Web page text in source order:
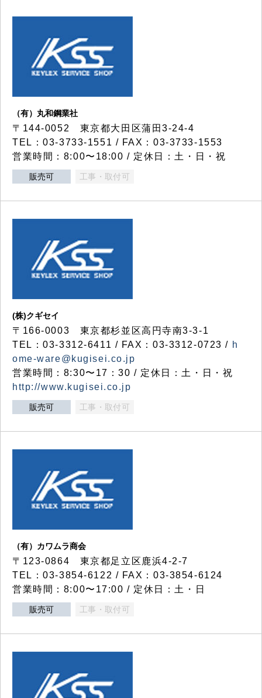
（有）丸和鋼業社
〒144-0052 東京都大田区蒲田3-24-4
TEL：03-3733-1551 / FAX：03-3733-1553
営業時間：8:00〜18:00 / 定休日：土・日・祝
販売可 工事・取付可
(株)クギセイ
〒166-0003 東京都杉並区高円寺南3-3-1
TEL：03-3312-6411 / FAX：03-3312-0723 / h
ome-ware@kugisei.co.jp
営業時間：8:30〜17：30 / 定休日：土・日・祝
http://www.kugisei.co.jp
販売可 工事・取付可
（有）カワムラ商会
〒123-0864 東京都足立区鹿浜4-2-7
TEL：03-3854-6122 / FAX：03-3854-6124
営業時間：8:00〜17:00 / 定休日：土・日
販売可 工事・取付可